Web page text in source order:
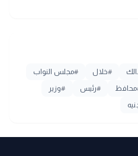
#خلال #مجلس النواب
محافظ #رئيس #وزير